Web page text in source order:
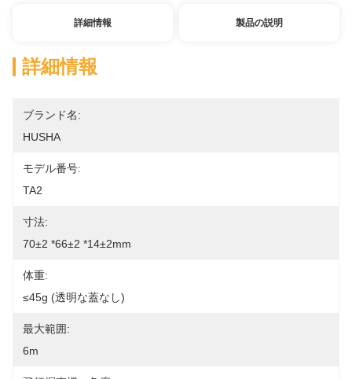
詳細情報 製品の説明
詳細情報
ブランド名:
HUSHA
モデル番号:
TA2
寸法:
70±2 *66±2 *14±2mm
体重:
≤45g (透明な蓋なし)
最大範囲:
6m